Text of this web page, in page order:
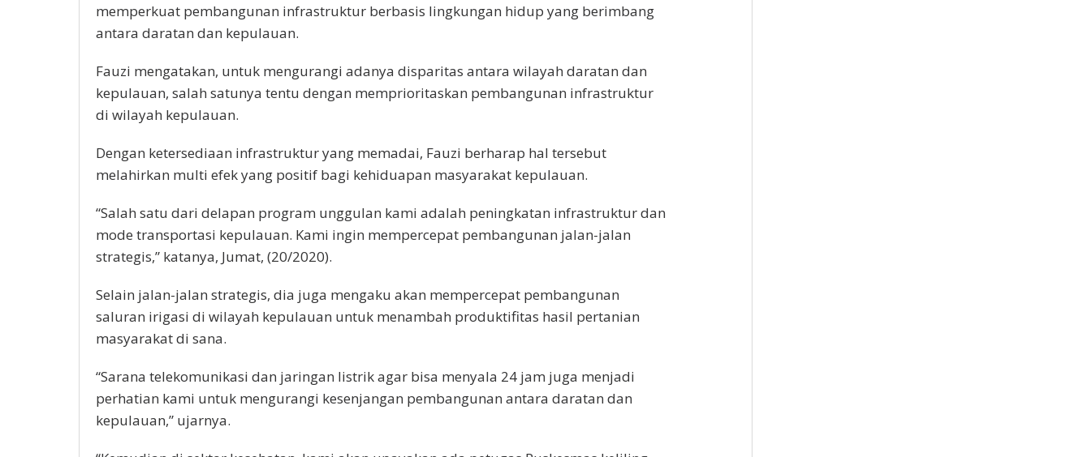
memperkuat pembangunan infrastruktur berbasis lingkungan hidup yang berimbang
antara daratan dan kepulauan.
Fauzi mengatakan, untuk mengurangi adanya disparitas antara wilayah daratan dan
kepulauan, salah satunya tentu dengan memprioritaskan pembangunan infrastruktur
di wilayah kepulauan.
Dengan ketersediaan infrastruktur yang memadai, Fauzi berharap hal tersebut
melahirkan multi efek yang positif bagi kehiduapan masyarakat kepulauan.
“Salah satu dari delapan program unggulan kami adalah peningkatan infrastruktur dan
mode transportasi kepulauan. Kami ingin mempercepat pembangunan jalan-jalan
strategis,” katanya, Jumat, (20/2020).
Selain jalan-jalan strategis, dia juga mengaku akan mempercepat pembangunan
saluran irigasi di wilayah kepulauan untuk menambah produktifitas hasil pertanian
masyarakat di sana.
“Sarana telekomunikasi dan jaringan listrik agar bisa menyala 24 jam juga menjadi
perhatian kami untuk mengurangi kesenjangan pembangunan antara daratan dan
kepulauan,” ujarnya.